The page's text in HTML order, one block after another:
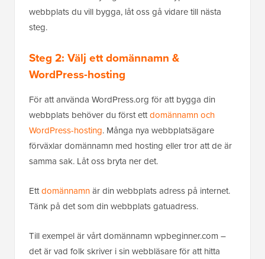
webbplats du vill bygga, låt oss gå vidare till nästa
steg.
Steg 2: Välj ett domännamn &
WordPress-hosting
För att använda WordPress.org för att bygga din
webbplats behöver du först ettdomännamn och
WordPress-hosting. Många nya webbplatsägare
förväxlar domännamn med hosting eller tror att de är
samma sak. Låt oss bryta ner det.
Ettdomännamnär din webbplats adress på internet.
Tänk på det som din webbplats gatuadress.
Till exempel är vårt domännamn wpbeginner.com –
det är vad folk skriver i sin webbläsare för att hitta